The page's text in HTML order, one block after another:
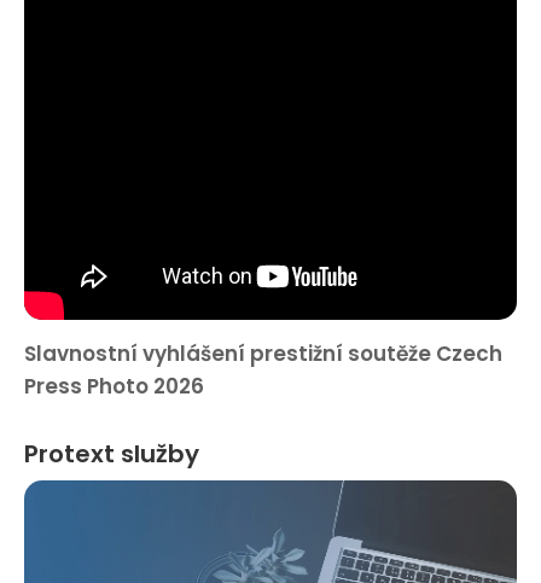
Slavnostní vyhlášení prestižní soutěže Czech
Press Photo 2026
Protext služby